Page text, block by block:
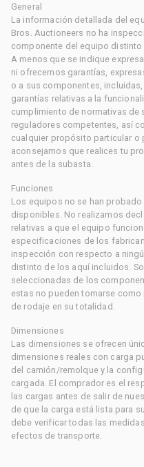
General
La información detallada del
Bros. Auctioneers no ha
componente del equipo
A menos que se indique
ni ofrecemos garantías,
o a sus componentes,
garantías relativas a la
cumplimiento de normativas
reguladores competentes, así
cualquier propósito particular o
aconsejamos que realices tu
antes de la subasta.
Funciones
Los equipos no se han
disponibles. No realizamos
relativas a que el equipo
especificaciones de los
inspección con respecto a
distinto de los aquí incluidos.
seleccionadas de los
estas no pueden tomarse
de rodaje en su totalidad.
Dimensiones
Las dimensiones se ofrecen
dimensiones reales con carga
del camión/remolque y la
cargada. El comprador es el
las cargas antes de salir de
de que la carga está lista para
debe verificar todas las
efectos de transporte.